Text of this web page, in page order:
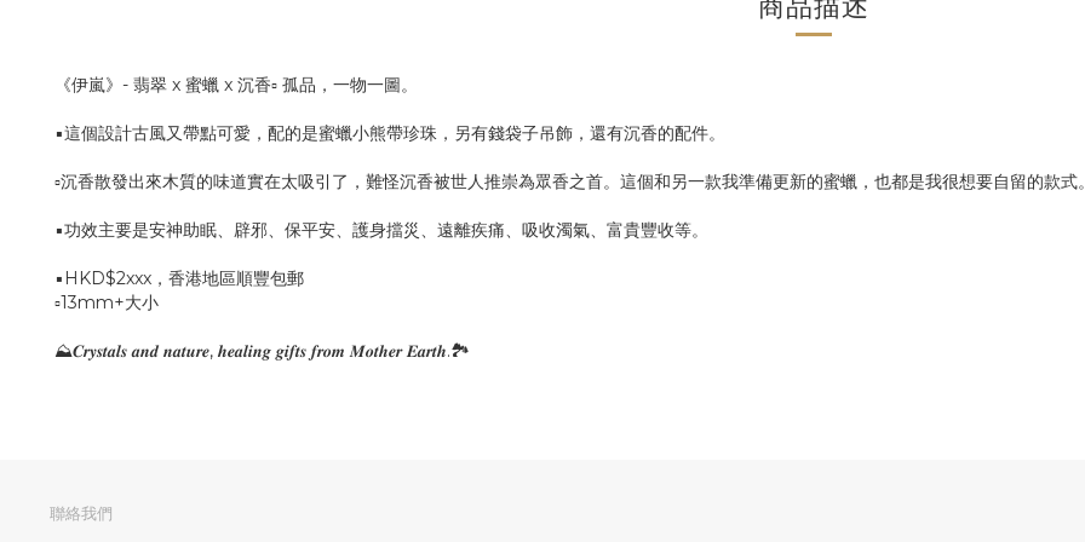
《伊嵐》- 翡翠 x 蜜蠟 x 沉香▫️ 孤品，一物一圖。
▪️這個設計古風又帶點可愛，配的是蜜蠟小熊帶珍珠，另有錢袋子吊飾，還有沉香的配件。
▫️沉香散發出來木質的味道實在太吸引了，難怪沉香被世人推崇為眾香之首。這個和另一款我準備更新的蜜蠟，也都是我很想要自留的款式。
▪️功效主要是安神助眠、辟邪、保平安、護身擋災、遠離疾痛、吸收濁氣、富貴豐收等。
▪️HKD$2xxx，香港地區順豐包郵
▫️13mm+大小
⛰️𝑪𝒓𝒚𝒔𝒕𝒂𝒍𝒔 𝒂𝒏𝒅 𝒏𝒂𝒕𝒖𝒓𝒆, 𝒉𝒆𝒂𝒍𝒊𝒏𝒈 𝒈𝒊𝒇𝒕𝒔 𝒇𝒓𝒐𝒎 𝑴𝒐𝒕𝒉𝒆𝒓 𝑬𝒂𝒓𝒕𝒉.🏞️
聯絡我們